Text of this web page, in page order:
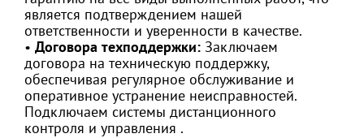
является подтверждением нашей
ответственности и уверенности в качестве.
• Договора техподдержки: Заключаем
договора на техническую поддержку,
обеспечивая регулярное обслуживание и
оперативное устранение неисправностей.
Подключаем системы дистанционного
контроля и управления .